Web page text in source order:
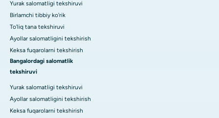
Yurak salomatligi tekshiruvi
Birlamchi tibbiy ko'rik
To'liq tana tekshiruvi
Ayollar salomatligini tekshirish
Keksa fuqarolarni tekshirish
Bangalordagi salomatlik
tekshiruvi
Yurak salomatligi tekshiruvi
Ayollar salomatligini tekshirish
Keksa fuqarolarni tekshirish